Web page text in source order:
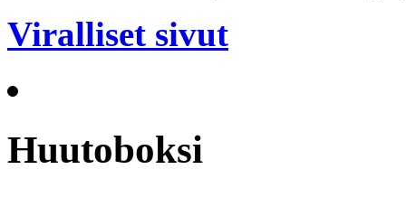
Viralliset sivut
Huutoboksi